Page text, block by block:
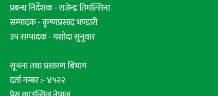
प्रबन्ध निर्देशक - राजेन्द्र तिमल्सिना
सम्पादक - कृष्णप्रसाद भण्डारी
उप सम्पादक - यशोदा सुनुवार
सूचना तथा प्रसारण बिभाग
दर्ता नम्बर :- ४५२२